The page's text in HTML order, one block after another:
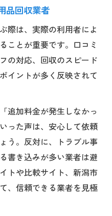
回収サービスとは
新潟市のコツ
る選び方の極意
分テクニック集
不用品回収方法
料金を防ぐ方法
品回収業者
際は、実際の利用者によ
ことが重要です。口コミ
の対応、回収のスピード
イントが多く反映されて
追加料金が発生しなかっ
った声は、安心して依頼
う。反対に、トラブル事
書き込みが多い業者は避
トや比較サイト、新潟市
、信頼できる業者を見極